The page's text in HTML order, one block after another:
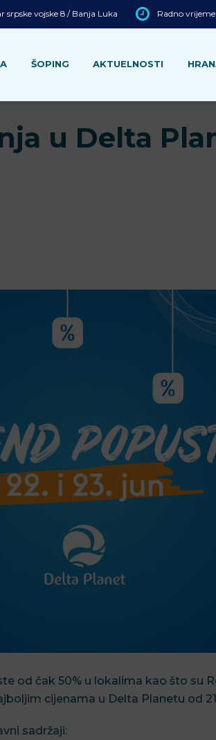
srpske vojske 8 / Banja Luka Radno
ŠOPING AKTUELNOSTI
u Delta
od čak 50% u lokalima kao što su
cijenama u Delta Planetu od
sadržaji: